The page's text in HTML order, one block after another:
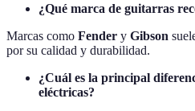
¿Qué marca de guitarras
Marcas como Fender y Gibson
por su calidad y durabilidad.
¿Cuál es la principal
eléctricas?